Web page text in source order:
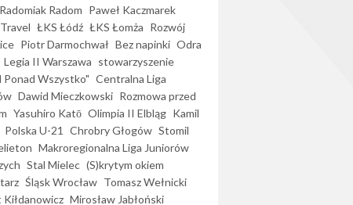
Radomiak Radom Paweł Kaczmarek
ŁKS Łódź ŁKS Łomża Rozwój
Piotr Darmochwał Bez napinki Odra
Legia II Warszawa stowarzyszenie
Ponad Wszystko" Centralna Liga
Dawid Mieczkowski Rozmowa przed
Yasuhiro Katō Olimpia II Elbląg Kamil
Polska U-21 Chrobry Głogów Stomil
Makroregionalna Liga Juniorów
Stal Mielec (S)krytym okiem
Śląsk Wrocław Tomasz Wełnicki
Kiłdanowicz Mirosław Jabłoński